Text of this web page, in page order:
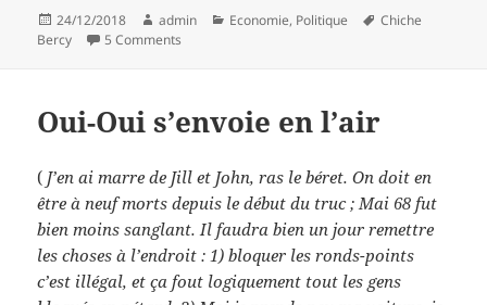
Posted
on
24/12/2018 Author
admin Categories
Economie, Politique Tags
Chiche
Bercy
5 Comments
Oui-Oui s’envoie en l’air
( J’en ai marre de Jill et John, ras le béret. On doit en
être à neuf morts depuis le début du truc ; Mai 68 fut
bien moins sanglant. Il faudra bien un jour remettre
les choses à l’endroit : 1) bloquer les ronds-points
c’est illégal, et ça fout logiquement tout les gens